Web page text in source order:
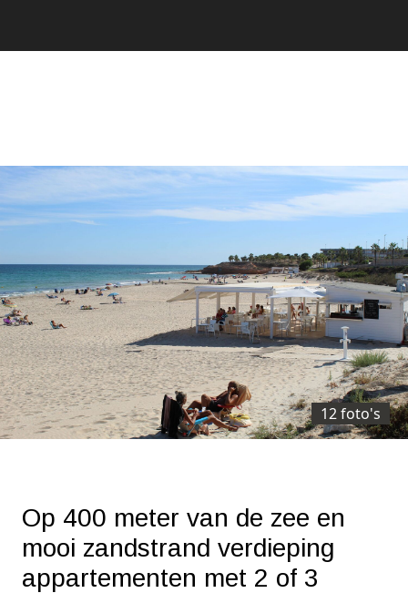
12 foto's
Op 400 meter van de zee en
mooi zandstrand verdieping
appartementen met 2 of 3